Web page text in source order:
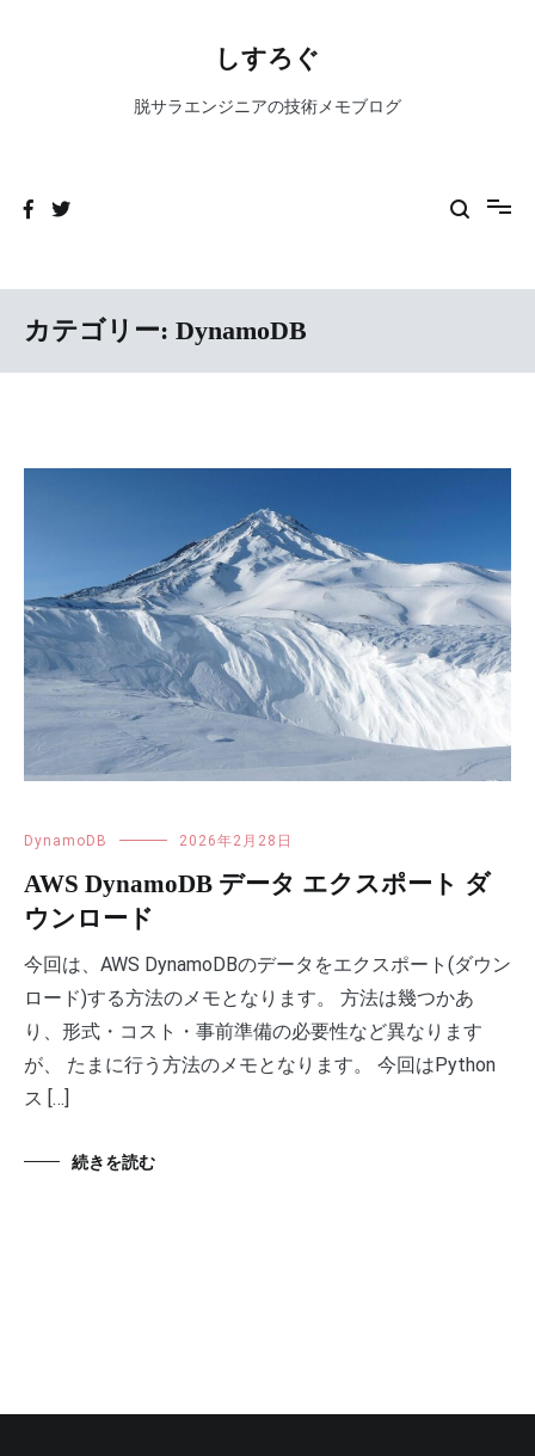
しすろぐ
脱サラエンジニアの技術メモブログ
カテゴリー: DynamoDB
DynamoDB 2026年2月28日
AWS DynamoDB データ エクスポート ダ
ウンロード
今回は、AWS DynamoDBのデータをエクスポート(ダウン
ロード)する方法のメモとなります。 方法は幾つかあ
り、形式・コスト・事前準備の必要性など異なります
が、 たまに行う方法のメモとなります。 今回はPython
ス […]
続きを読む